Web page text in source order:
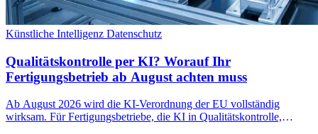
Künstliche Intelligenz Datenschutz
Qualitätskontrolle per KI? Worauf Ihr
Fertigungsbetrieb ab August achten muss
Ab August 2026 wird die KI-Verordnung der EU vollständig
wirksam. Für Fertigungsbetriebe, die KI in Qualitätskontrolle,